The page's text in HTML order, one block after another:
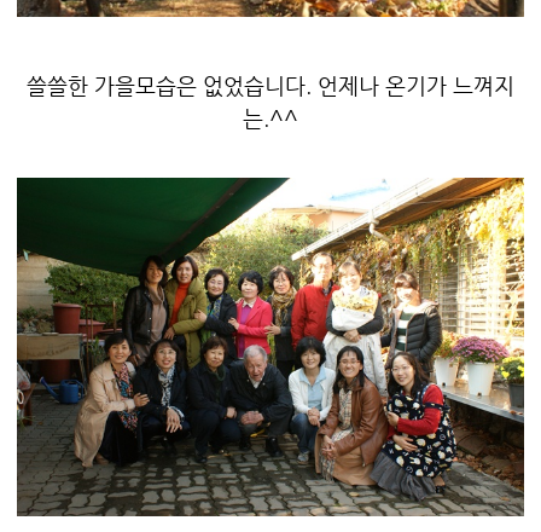
쓸쓸한 가을모습은 없었습니다. 언제나 온기가 느껴지
는.^^